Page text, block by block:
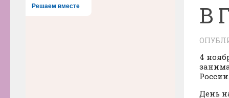
В
4
День
Решаем вместе